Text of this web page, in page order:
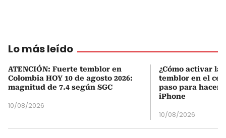
Lo más leído
ATENCIÓN: Fuerte temblor en
Colombia HOY 10 de agosto 2026:
magnitud de 7.4 según SGC
10/08/2026
¿Cómo activar la
temblor en el
paso para
iPhone
10/08/2026